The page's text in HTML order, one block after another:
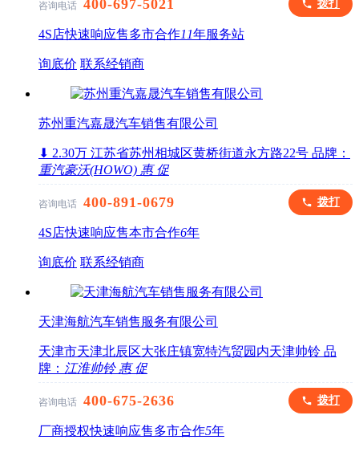
咨询电话 400-697-5021 拨打
4S店快速响应售多市合作11年服务站
询底价 联系经销商
苏州重汽嘉晟汽车销售有限公司
⬇ 2.30万 江苏省苏州相城区黄桥街道永方路22号 品牌：
重汽豪沃(HOWO) 惠 促
咨询电话 400-891-0679 拨打
4S店快速响应售本市合作6年
询底价 联系经销商
天津海航汽车销售服务有限公司
天津市天津北辰区大张庄镇宽特汽贸园内天津帅铃 品
牌： 江淮帅铃 惠 促
咨询电话 400-675-2636 拨打
厂商授权快速响应售多市合作5年